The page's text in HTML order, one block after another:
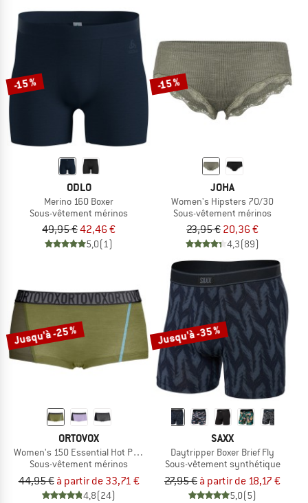
-15 %
ODLO
Merino 160 Boxer
Sous-vêtement mérinos
49,95 €42,46 €
5,0(1)
-15 %
JOHA
Women's Hipsters 70/30
Sous-vêtement mérinos
23,95 € 20,36 €
4,3(89)
Jusqu'à -25 %
ORTOVOX
Women's 150 Essential Hot Pants
Sous-vêtement mérinos
44,95 € à partir de 33,71 €
4,8(24)
Jusqu'à -35 %
SAXX
Daytripper Boxer Brief Fly
Sous-vêtement synthétique
27,95 € à partir de 18,17 €
5,0(5)